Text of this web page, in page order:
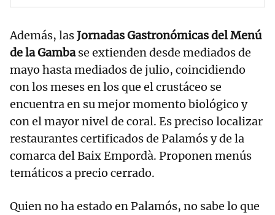
Además, lasJornadas Gastronómicas del Menú
de la Gambase extienden desde mediados de
mayo hasta mediados de julio, coincidiendo
con los meses en los que el crustáceo se
encuentra en su mejor momento biológico y
con el mayor nivel de coral. Es preciso localizar
restaurantes certificados de Palamós y de la
comarca del Baix Empordà. Proponen menús
temáticos a precio cerrado.
Quien no ha estado en Palamós, no sabe lo que